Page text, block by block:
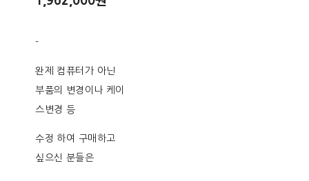
-
완제 컴퓨터가 아닌
부품의 변경이나 케이
스변경 등
수정 하여 구매하고
싶으신 분들은